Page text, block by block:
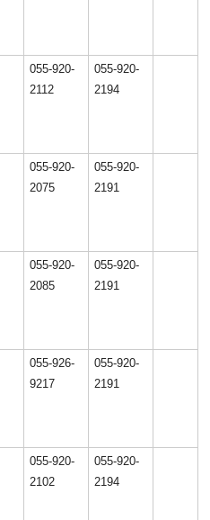
055-920-
2112
055-920-
2194
055-920-
2075
055-920-
2191
055-920-
2085
055-920-
2191
055-926-
9217
055-920-
2191
055-920-
2102
055-920-
2194